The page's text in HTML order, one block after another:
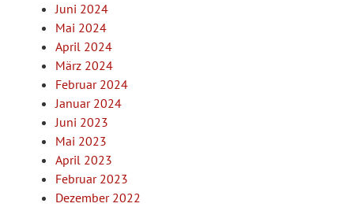
Juni 2024
Mai 2024
April 2024
März 2024
Februar 2024
Januar 2024
Juni 2023
Mai 2023
April 2023
Februar 2023
Dezember 2022